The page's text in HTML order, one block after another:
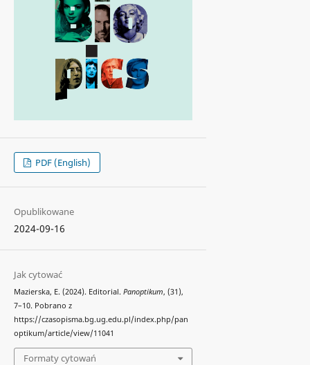
PDF (English)
Opublikowane
2024-09-16
Jak cytować
Mazierska, E. (2024). Editorial. Panoptikum, (31),
7–10. Pobrano z
https://czasopisma.bg.ug.edu.pl/index.php/pan
optikum/article/view/11041
Formaty cytowań